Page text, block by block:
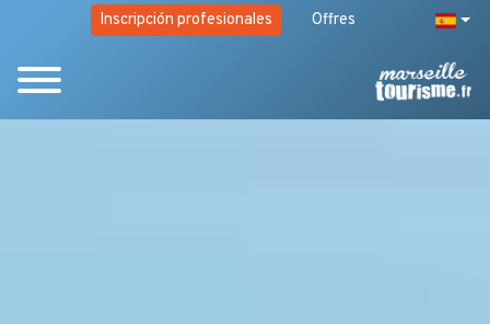
Inscripción profesionales Offres